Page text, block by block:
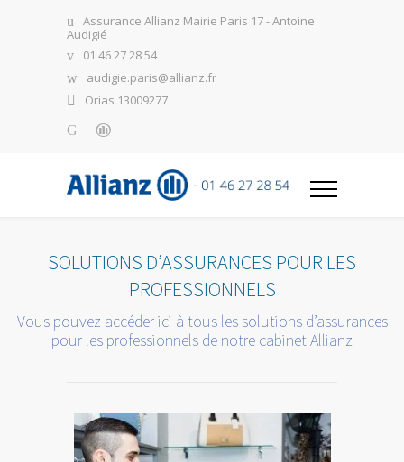
Assurance Allianz Mairie Paris 17 - Antoine
Audigié
01 46 27 28 54
audigie.paris@allianz.fr
Orias 13009277
SOLUTIONS D’ASSURANCES POUR LES
PROFESSIONNELS
Vous pouvez accéder ici à tous les solutions d’assurances
pour les professionnels de notre cabinet Allianz